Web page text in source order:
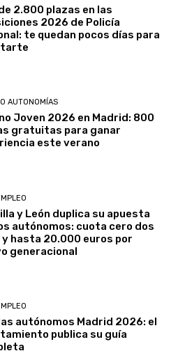
2.800 plazas en las
2026 de Policía
te quedan pocos días para
AUTONOMÍAS
Joven 2026 en Madrid: 800
gratuitas para ganar
este verano
y León duplica su apuesta
autónomos: cuota cero dos
y hasta 20.000 euros por
generacional
autónomos Madrid 2026: el
publica su guía